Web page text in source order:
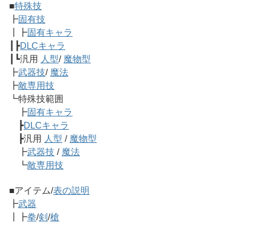
■特殊技
┣固有技
┃┣固有キャラ
┃┣DLCキャラ
┃┗汎用 人型/ 魔物型
┣武器技/ 魔法
┣敵専用技
┗特殊技範囲
┣固有キャラ
┣DLCキャラ
┣汎用 人型 / 魔物型
┣武器技 / 魔法
┗敵専用技
■アイテム/表の説明
┣武器
┃┣拳/剣/槍